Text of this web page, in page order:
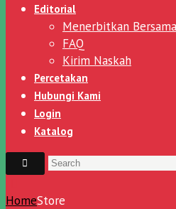
Editorial
Menerbitkan
FAQ
Kirim Naskah
Percetakan
Hubungi Kami
Login
Katalog
HomeStore